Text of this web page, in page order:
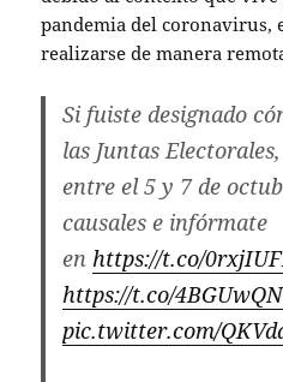
pandemia del coronavirus,
realizarse de manera
Si fuiste designado
las Juntas
entre el 5 y 7 de
causales e infórmate
enhttps://t.co/
https://t.co/
pic.twitter.com/